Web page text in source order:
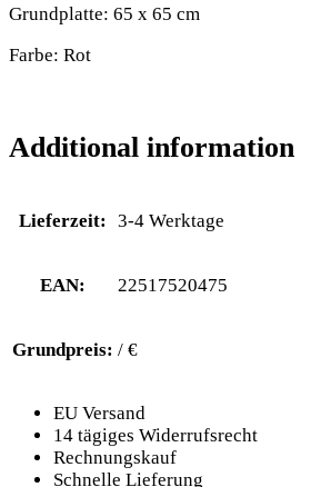
Grundplatte: 65 x 65 cm
Farbe: Rot
Additional information
Lieferzeit: 3-4 Werktage
EAN: 22517520475
Grundpreis: / €
EU Versand
14 tägiges Widerrufsrecht
Rechnungskauf
Schnelle Lieferung